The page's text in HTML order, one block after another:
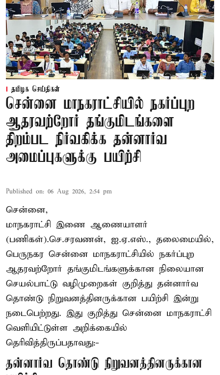
தமிழக செய்திகள்
சென்னை மாநகராட்சியில் நகர்ப்புற
ஆதரவற்றோர் தங்குமிடங்களை
திறம்பட நிர்வகிக்க தன்னார்வ
அமைப்புகளுக்கு பயிற்சி
Published on: 06 Aug 2026, 2:54 pm
சென்னை,
மாநகராட்சி இணை ஆணையாளர்
(பணிகள்).செ.சரவணன், ஐ.ஏ.எஸ்., தலைமையில்,
பெருநகர சென்னை மாநகராட்சியில் நகர்ப்புற
ஆதரவற்றோர் தங்குமிடங்களுக்கான நிலையான
செயல்பாட்டு வழிமுறைகள் குறித்து தன்னார்வ
தொண்டு நிறுவனத்தினருக்கான பயிற்சி இன்று
நடைபெற்றது. இது குறித்து சென்னை மாநகராட்சி
வெளியிட்டுள்ள அறிக்கையில்
தெரிவித்திருப்பதாவது:-
தன்னார்வ தொண்டு நிறுவனத்தினருக்கான